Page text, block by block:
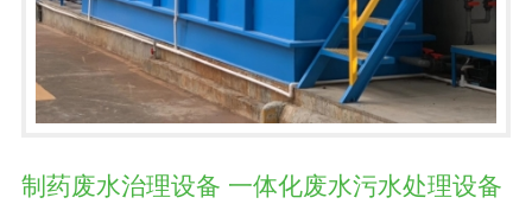
制药废水治理设备 一体化废水污水处理设备